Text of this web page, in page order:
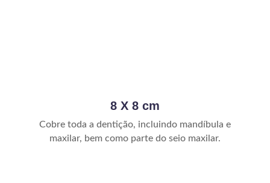
8 X 8 cm
Cobre toda a dentição, incluindo mandíbula e
maxilar, bem como parte do seio maxilar.